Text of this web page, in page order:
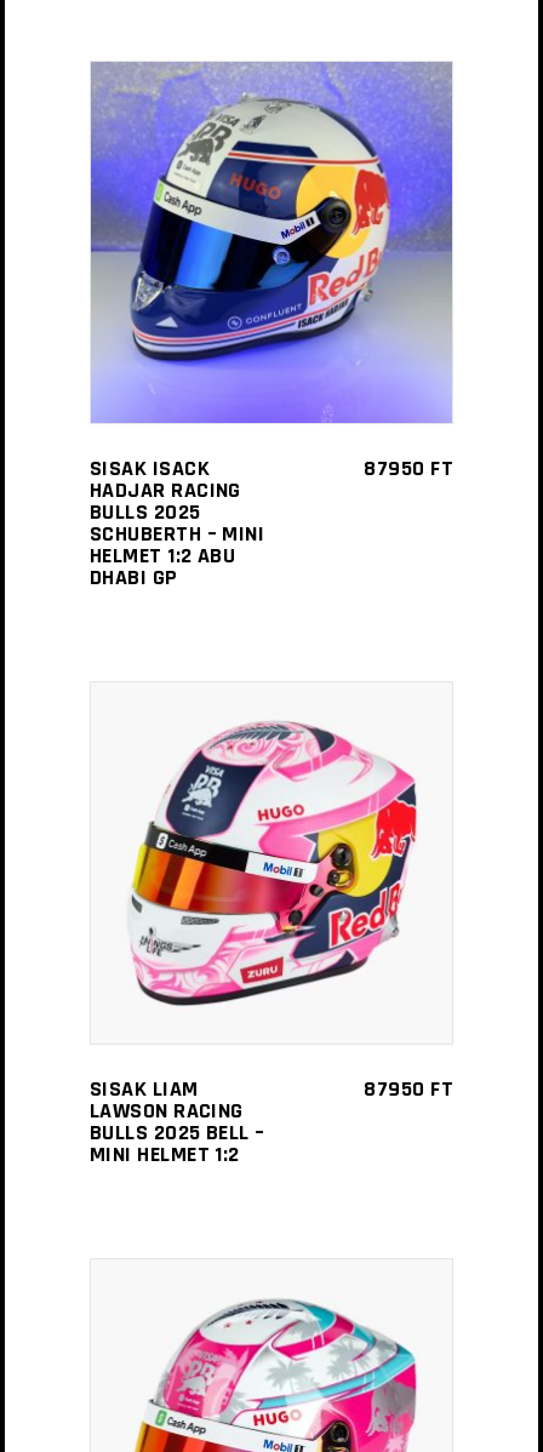
KOSÁRBA TESZEM
SISAK ISACK
HADJAR RACING
BULLS 2025
SCHUBERTH – MINI
HELMET 1:2 ABU
DHABI GP
87950 FT
KOSÁRBA TESZEM
SISAK LIAM
LAWSON RACING
BULLS 2025 BELL –
MINI HELMET 1:2
87950 FT
KOSÁRBA TESZEM